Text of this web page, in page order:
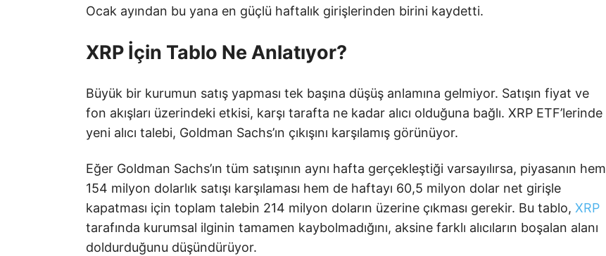
Ocak ayından bu yana en güçlü haftalık girişlerinden birini kaydetti.
XRP İçin Tablo Ne Anlatıyor?
Büyük bir kurumun satış yapması tek başına düşüş anlamına gelmiyor. Satışın fiyat ve
fon akışları üzerindeki etkisi, karşı tarafta ne kadar alıcı olduğuna bağlı. XRP ETF’lerinde
yeni alıcı talebi, Goldman Sachs’ın çıkışını karşılamış görünüyor.
Eğer Goldman Sachs’ın tüm satışının aynı hafta gerçekleştiği varsayılırsa, piyasanın hem
154 milyon dolarlık satışı karşılaması hem de haftayı 60,5 milyon dolar net girişle
kapatması için toplam talebin 214 milyon doların üzerine çıkması gerekir. Bu tablo, XRP
tarafında kurumsal ilginin tamamen kaybolmadığını, aksine farklı alıcıların boşalan alanı
doldurduğunu düşündürüyor.